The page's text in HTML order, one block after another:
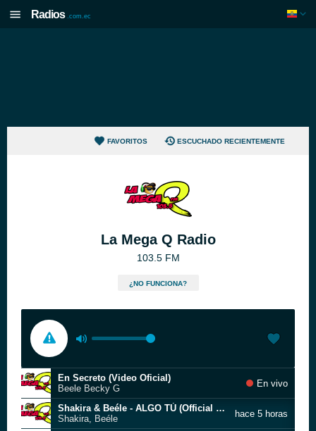
Radios .com.ec
FAVORITOS ESCUCHADO RECIENTEMENTE
La Mega Q Radio
103.5 FM
¿NO FUNCIONA?
En Secreto (Video Oficial)
Beele Becky G
En vivo
Shakira & Beéle - ALGO TÚ (Official Video)
Shakira, Beéle
hace 5 horas